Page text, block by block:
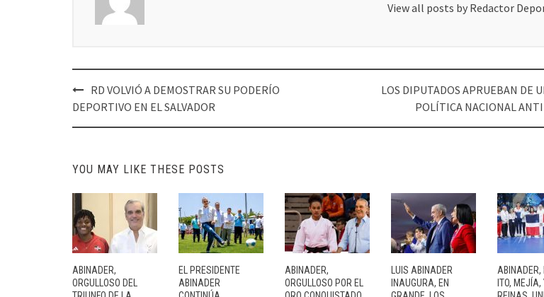
View all posts by Redactor
Post
navigation
RD VOLVIÓ A DEMOSTRAR SU PODERÍO
DEPORTIVO EN EL SALVADOR
LOS DIPUTADOS APRUEBAN DE
POLÍTICA NACIONAL
YOU MAY LIKE THESE POSTS
ABINADER,
ORGULLOSO DEL
EL PRESIDENTE
ABINADER
ABINADER,
ORGULLOSO POR EL
LUIS ABINADER
INAUGURA, EN
ABINADER,
ITO, MEJÍA,